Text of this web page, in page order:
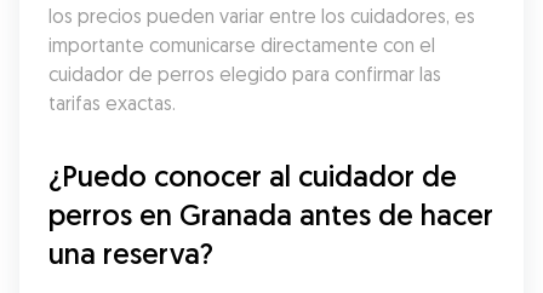
los precios pueden variar entre los cuidadores, es
importante comunicarse directamente con el
cuidador de perros elegido para confirmar las
tarifas exactas.
¿Puedo conocer al cuidador de
perros en Granada antes de hacer
una reserva?